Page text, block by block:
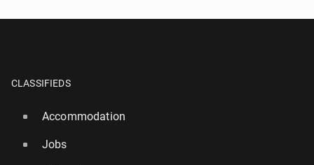
CLASSIFIEDS
Accommodation
Jobs